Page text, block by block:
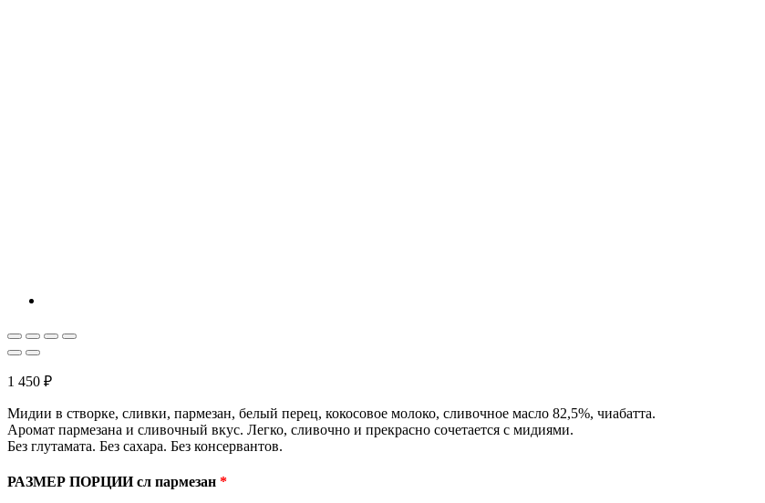
1 450 ₽
Мидии в створке, сливки, пармезан, белый перец, кокосовое молоко, сливочное масло 82,5%, чиабатта.
Аромат пармезана и сливочный вкус. Легко, сливочно и прекрасно сочетается с мидиями.
Без глутамата. Без сахара. Без консервантов.
РАЗМЕР ПОРЦИИ сл пармезан *